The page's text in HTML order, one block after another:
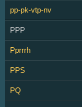
pp-pk-vtp-nv
PPP
Pprrrh
PPS
PQ